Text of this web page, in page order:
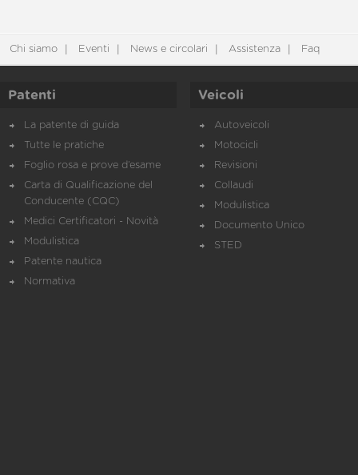
Chi siamo Eventi News e circolari Assistenza Faq
Patenti
La patente di guida
Tutte le pratiche
Foglio rosa e prove d’esame
Carta di Qualificazione del
Conducente (CQC)
Medici Certificatori - Novità
Modulistica
Patente nautica
Normativa
Veicoli
Autoveicoli
Motocicli
Revisioni
Collaudi
Modulistica
Documento Unico
STED